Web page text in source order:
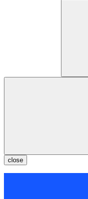
close